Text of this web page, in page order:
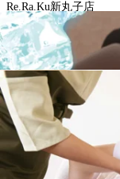
Re.Ra.Ku新丸子店
住所 神奈川県川崎市
丸子駅駅徒歩２分）
電話番号 ０４４-４
電話予約する 044-